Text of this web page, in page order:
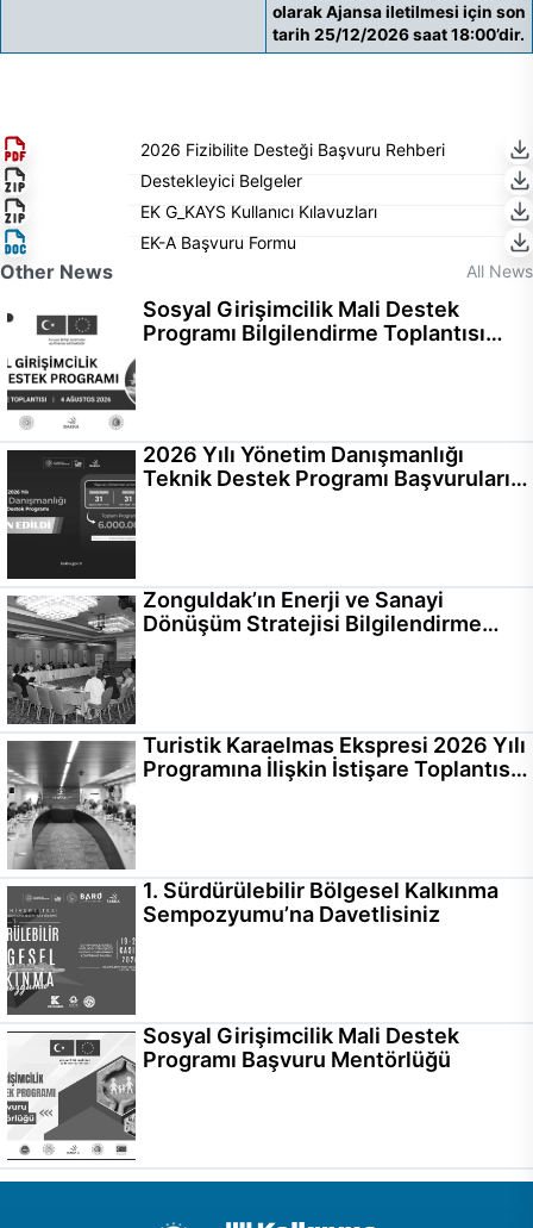
olarak Ajansa iletilmesi için son
tarih 25/12/2026 saat 18:00’dir.
2026 Fizibilite Desteği Başvuru Rehberi
Destekleyici Belgeler
EK G_KAYS Kullanıcı Kılavuzları
EK-A Başvuru Formu
Other News All News
Sosyal Girişimcilik Mali Destek
Programı Bilgilendirme Toplantısı
2026 Yılı Yönetim Danışmanlığı
Teknik Destek Programı Başvuruları
Zonguldak’ın Enerji ve Sanayi
Dönüşüm Stratejisi Bilgilendirme
Turistik Karaelmas Ekspresi 2026 Yılı
Programına İlişkin İstişare Toplantısı
1. Sürdürülebilir Bölgesel Kalkınma
Sempozyumu’na Davetlisiniz
Sosyal Girişimcilik Mali Destek
Programı Başvuru Mentörlüğü